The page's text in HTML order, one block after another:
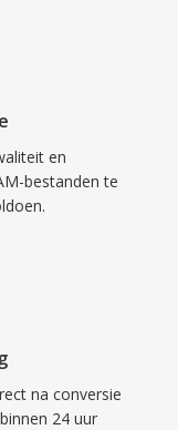
en
bestanden te
na conversie
24 uur